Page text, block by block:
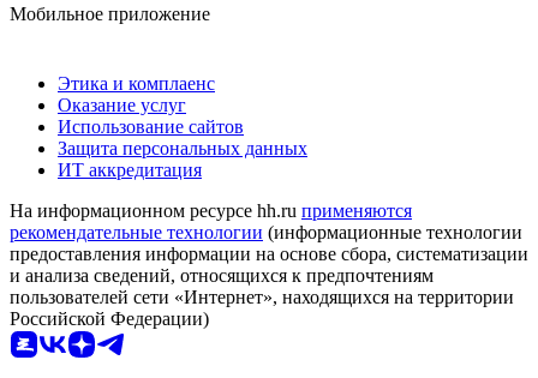
Мобильное приложение
Этика и комплаенс
Оказание услуг
Использование сайтов
Защита персональных данных
ИТ аккредитация
На информационном ресурсе hh.ru применяются
рекомендательные технологии (информационные технологии
предоставления информации на основе сбора, систематизации
и анализа сведений, относящихся к предпочтениям
пользователей сети «Интернет», находящихся на территории
Российской Федерации)